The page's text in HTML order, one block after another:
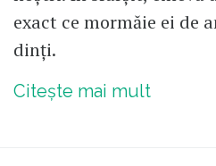
exact ce mormăie ei de
dinți.
Citește mai mult